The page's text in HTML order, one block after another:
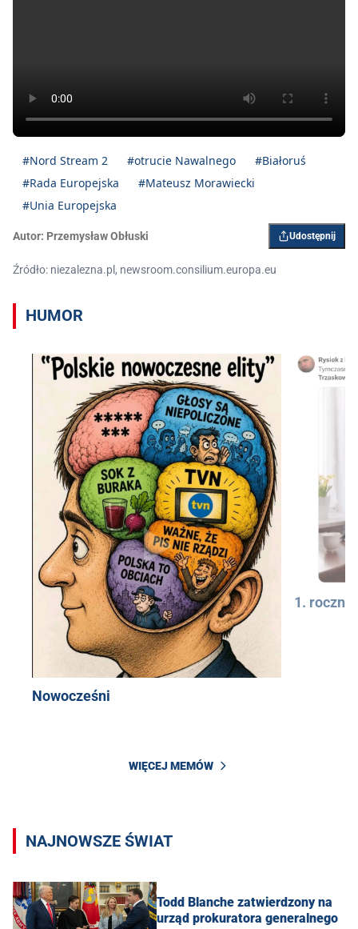
#Nord Stream 2 #otrucie Nawalnego
#Białoruś
#Rada Europejska
#Mateusz Morawiecki
#Unia Europejska
Autor: Przemysław Obłuski Udostępnij
Źródło: niezalezna.pl, newsroom.consilium.europa.eu
HUMOR
Nowocześni
1.
WIĘCEJ MEMÓW
NAJNOWSZE ŚWIAT
Todd Blanche zatwierdzony na
urząd prokuratora generalnego